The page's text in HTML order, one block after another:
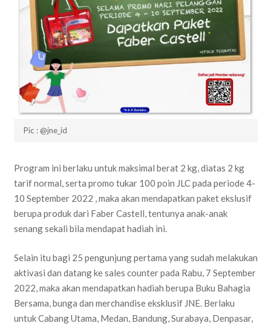
Pic : @jne_id
Program ini berlaku untuk maksimal berat 2 kg, diatas 2 kg
tarif normal, serta promo tukar 100 poin JLC pada periode 4-
10 September 2022 , maka akan mendapatkan paket ekslusif
berupa produk dari Faber Castell, tentunya anak-anak
senang sekali bila mendapat hadiah ini.
Selain itu bagi 25 pengunjung pertama yang sudah melakukan
aktivasi dan datang ke sales counter pada Rabu, 7 September
2022, maka akan mendapatkan hadiah berupa Buku Bahagia
Bersama, bunga dan merchandise eksklusif JNE. Berlaku
untuk Cabang Utama, Medan, Bandung, Surabaya, Denpasar,